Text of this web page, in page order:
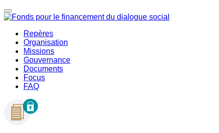
Repères
Organisation
Missions
Gouvernance
Documents
Focus
FAQ